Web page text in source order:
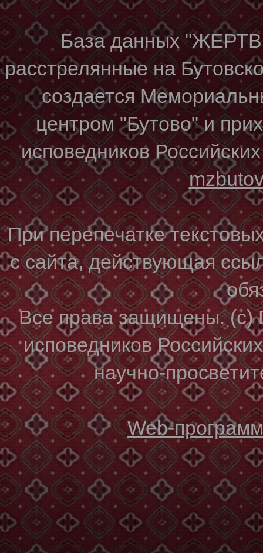
База данных
расстрелянные на
создается
центром "Бутово" и
исповедников
При перепечатке
с сайта, действующая
Все права защищены. (с)
исповедников
научно-
Web-